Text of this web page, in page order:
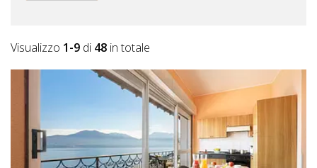
Visualizzo 1-9 di 48 in totale